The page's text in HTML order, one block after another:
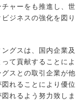
ャーをも推進し、世
ジネスの強化を図り
グスは、国内企業及
て貢献することによ
スとの取引企業が他
れることにより優位
れるよう努力致しま